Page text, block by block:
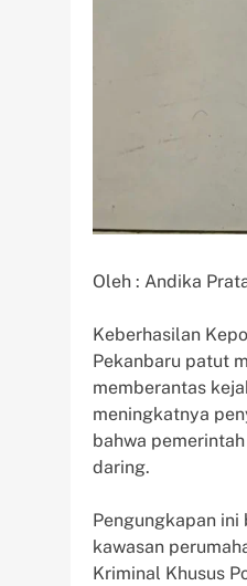
Oleh : Andika
Keberhasilan
Pekanbaru patut
memberantas
meningkatnya
bahwa
daring.
Pengungkapan
kawasan
Kriminal Khusus